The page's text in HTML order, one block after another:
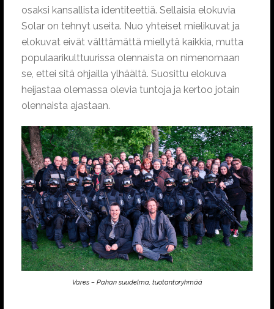
osaksi kansallista identiteettiä. Sellaisia elokuvia
Solar on tehnyt useita. Nuo yhteiset mielikuvat ja
elokuvat eivät välttämättä miellytä kaikkia, mutta
populaarikulttuurissa olennaista on nimenomaan
se, ettei sitä ohjailla ylhäältä. Suosittu elokuva
heijastaa olemassa olevia tuntoja ja kertoo jotain
olennaista ajastaan.
Vares – Pahan suudelma, tuotantoryhmää